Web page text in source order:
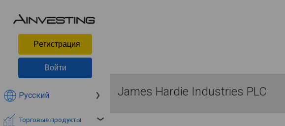
Pегистрация
Войти
Русский
Торговые продукты
James Hardie Industries PLC